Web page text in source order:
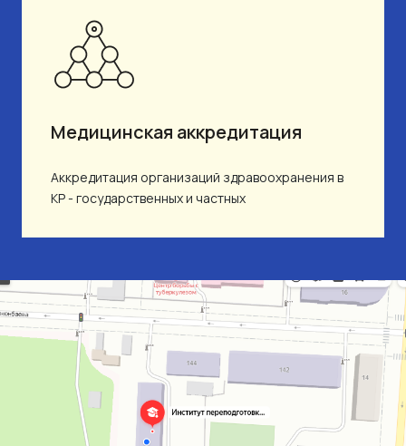
Медицинская аккредитация
Аккредитация организаций здравоохранения в
КР - государственных и частных